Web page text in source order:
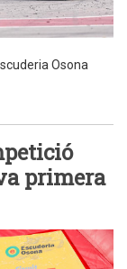
Osona
primera